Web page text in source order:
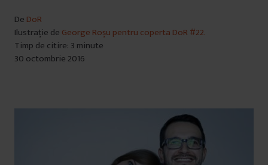
De DoR
Ilustrație de George Roșu pentru coperta DoR #22.
Timp de citire: 3 minute
30 octombrie 2016